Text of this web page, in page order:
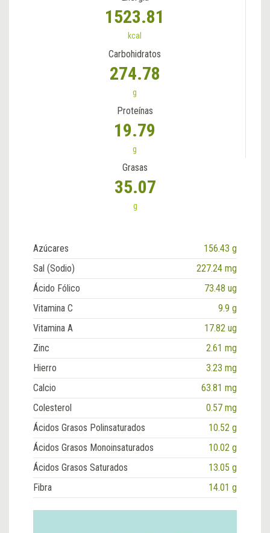
1523.81
kcal
Carbohidratos
274.78
g
Proteínas
19.79
g
Grasas
35.07
g
Azúcares
156.43 g
Sal (Sodio)
227.24 mg
Ácido Fólico
73.48 ug
Vitamina C
9.9 g
Vitamina A
17.82 ug
Zinc
2.61 mg
Hierro
3.23 mg
Calcio
63.81 mg
Colesterol
0.57 mg
Ácidos Grasos Polinsaturados
10.52 g
Ácidos Grasos Monoinsaturados
10.02 g
Ácidos Grasos Saturados
13.05 g
Fibra
14.01 g